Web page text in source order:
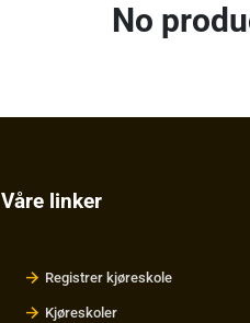
No
Våre linker
Registrer kjøreskole
Kjøreskoler